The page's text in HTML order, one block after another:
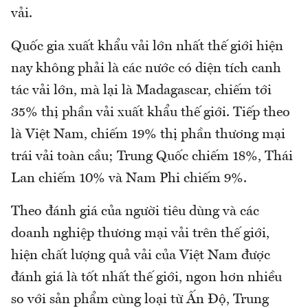
vải.
Quốc gia xuất khẩu vải lớn nhất thế giới hiện
nay không phải là các nước có diện tích canh
tác vải lớn, mà lại là Madagascar, chiếm tới
35% thị phần vải xuất khẩu thế giới. Tiếp theo
là Việt Nam, chiếm 19% thị phần thương mại
trái vải toàn cầu; Trung Quốc chiếm 18%, Thái
Lan chiếm 10% và Nam Phi chiếm 9%.
Theo đánh giá của người tiêu dùng và các
doanh nghiệp thương mại vải trên thế giới,
hiện chất lượng quả vải của Việt Nam được
đánh giá là tốt nhất thế giới, ngon hơn nhiều
so với sản phẩm cùng loại từ Ấn Độ, Trung